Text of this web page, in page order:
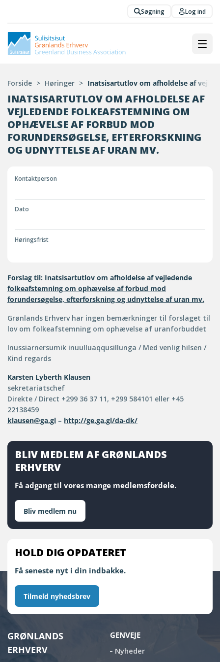
Søgning Log ind
Forside > Høringer > Inatsisartutlov om afholdelse af
INATSISARTUTLOV OM AFHOLDELSE AF
VEJLEDENDE FOLKEAFSTEMNING OM
OPHÆVELSE AF FORBUD MOD
FORUNDERSØGELSE, EFTERFORSKNING
OG UDNYTTELSE AF URAN MV.
Kontaktperson
Dato
Høringsfrist
Forslag til: Inatsisartutlov om afholdelse af vejledende
folkeafstemning om ophævelse af forbud mod
forundersøgelse, efterforskning og udnyttelse af uran mv.
Grønlands Erhverv har ingen bemærkninger til forslaget til
lov om folkeafstemning om ophævelse af uranforbuddet
Inussiarnersumik inuulluaqqusillunga / Med venlig hilsen /
Kind regards
Karsten Lyberth Klausen
sekretariatschef
Direkte / Direct +299 36 37 11, +299 584101 eller +45
22138459
klausen@ga.gl – http://ge.ga.gl/da-dk/
BLIV MEDLEM AF GRØNLANDS
ERHVERV
Få adgang til vores mange medlemsfordele.
Bliv medlem nu
HOLD DIG OPDATERET
Få seneste nyt i din indbakke.
Tilmeld nyhedsbrev
GRØNLANDS
ERHVERV
GENVEJE
Nyheder